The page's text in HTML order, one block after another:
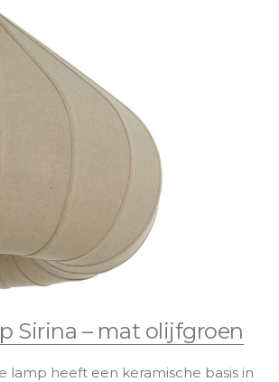
Sirina – mat olijfgroen
lamp heeft een keramische basis in